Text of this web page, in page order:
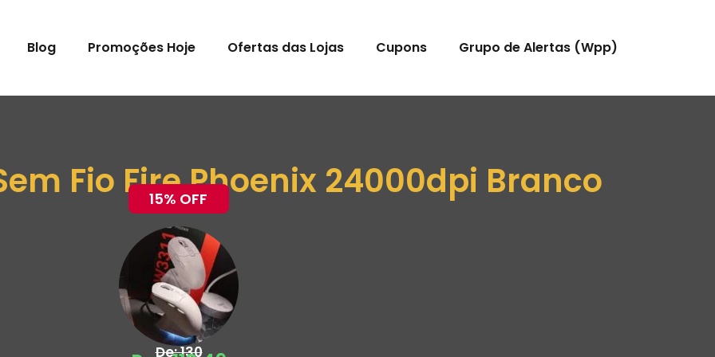
Blog Promoções Hoje Ofertas das Lojas Cupons Grupo de Alertas (Wpp)
Fio Fire Phoenix 24000dpi Branco
15% OFF
De: 130